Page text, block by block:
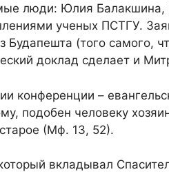
люди: Юлия Балакшина,
ученых ПСТГУ.
Будапешта (того самого,
доклад сделает и
конференции –
подобен человеку
(Мф. 13, 52).
вкладывал